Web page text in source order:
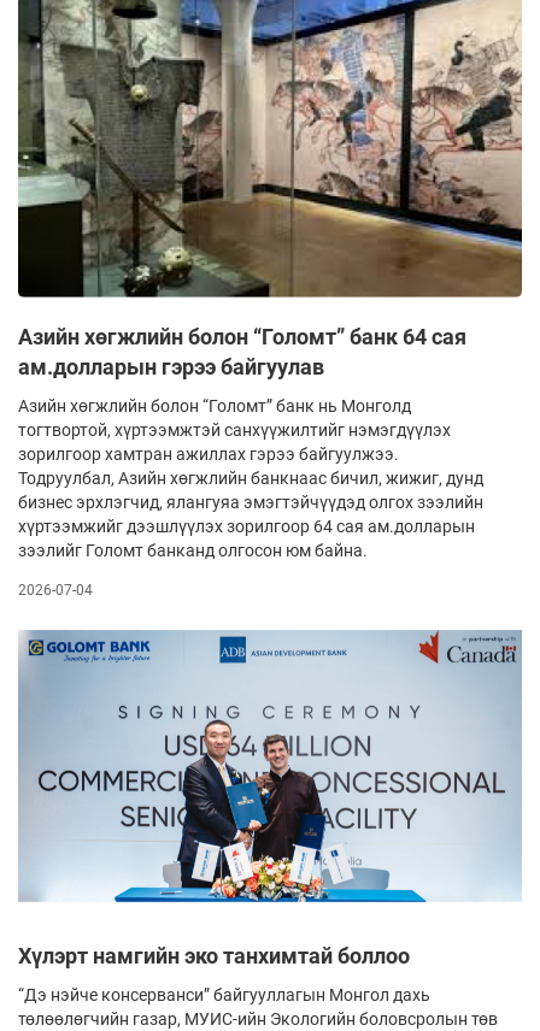
Азийн хөгжлийн болон “Голомт” банк 64 сая
ам.долларын гэрээ байгуулав
Азийн хөгжлийн болон “Голомт” банк нь Монголд
тогтвортой, хүртээмжтэй санхүүжилтийг нэмэгдүүлэх
зорилгоор хамтран ажиллах гэрээ байгуулжээ.
Тодруулбал, Азийн хөгжлийн банкнаас бичил, жижиг, дунд
бизнес эрхлэгчид, ялангуяа эмэгтэйчүүдэд олгох зээлийн
хүртээмжийг дээшлүүлэх зорилгоор 64 сая ам.долларын
зээлийг Голомт банканд олгосон юм байна.
2026-07-04
Хүлэрт намгийн эко танхимтай боллоо
“Дэ нэйче консерванси” байгууллагын Монгол дахь
төлөөлөгчийн газар, МУИС-ийн Экологийн боловсролын төв